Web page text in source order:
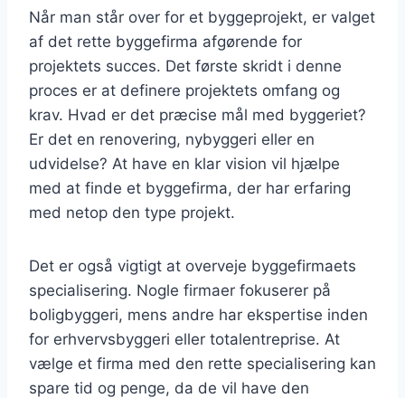
Når man står over for et byggeprojekt, er valget
af det rette byggefirma afgørende for
projektets succes. Det første skridt i denne
proces er at definere projektets omfang og
krav. Hvad er det præcise mål med byggeriet?
Er det en renovering, nybyggeri eller en
udvidelse? At have en klar vision vil hjælpe
med at finde et byggefirma, der har erfaring
med netop den type projekt.
Det er også vigtigt at overveje byggefirmaets
specialisering. Nogle firmaer fokuserer på
boligbyggeri, mens andre har ekspertise inden
for erhvervsbyggeri eller totalentreprise. At
vælge et firma med den rette specialisering kan
spare tid og penge, da de vil have den